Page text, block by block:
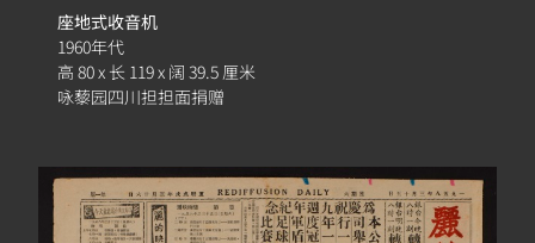
座地式收音机
1960年代
高 80 x 长 119 x 阔 39.5 厘米
咏藜园四川担担面捐赠